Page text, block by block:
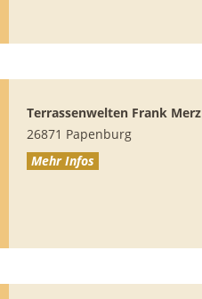
Terrassenwelten Frank Merz
26871 Papenburg
Mehr Infos